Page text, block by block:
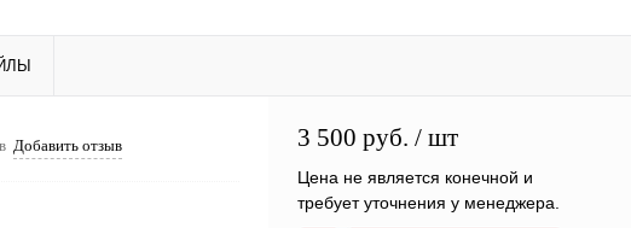
Добавить отзыв 3 500 руб. / шт
Цена не является конечной и
требует уточнения у менеджера.